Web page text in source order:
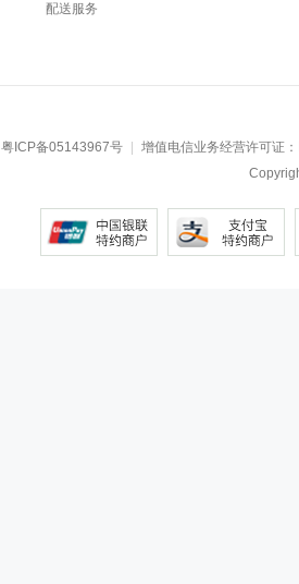
配送服务
粤ICP备05143967号 增值电信业务经营许可证：